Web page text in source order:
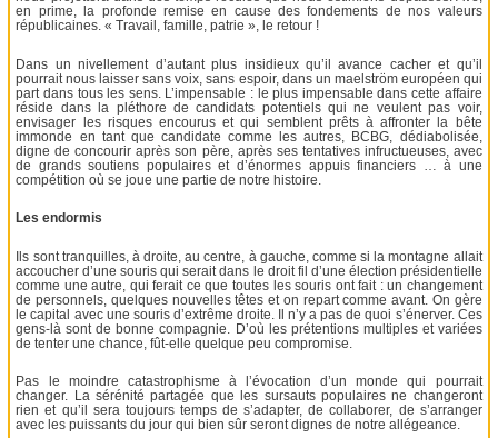
en prime, la profonde remise en cause des fondements de nos valeurs
républicaines. « Travail, famille, patrie », le retour !
Dans un nivellement d’autant plus insidieux qu’il avance cacher et qu’il
pourrait nous laisser sans voix, sans espoir, dans un maelström européen qui
part dans tous les sens. L’impensable : le plus impensable dans cette affaire
réside dans la pléthore de candidats potentiels qui ne veulent pas voir,
envisager les risques encourus et qui semblent prêts à affronter la bête
immonde en tant que candidate comme les autres, BCBG, dédiabolisée,
digne de concourir après son père, après ses tentatives infructueuses, avec
de grands soutiens populaires et d’énormes appuis financiers … à une
compétition où se joue une partie de notre histoire.
Les endormis
Ils sont tranquilles, à droite, au centre, à gauche, comme si la montagne allait
accoucher d’une souris qui serait dans le droit fil d’une élection présidentielle
comme une autre, qui ferait ce que toutes les souris ont fait : un changement
de personnels, quelques nouvelles têtes et on repart comme avant. On gère
le capital avec une souris d’extrême droite. Il n’y a pas de quoi s’énerver. Ces
gens-là sont de bonne compagnie. D’où les prétentions multiples et variées
de tenter une chance, fût-elle quelque peu compromise.
Pas le moindre catastrophisme à l’évocation d’un monde qui pourrait
changer. La sérénité partagée que les sursauts populaires ne changeront
rien et qu’il sera toujours temps de s’adapter, de collaborer, de s’arranger
avec les puissants du jour qui bien sûr seront dignes de notre allégeance.